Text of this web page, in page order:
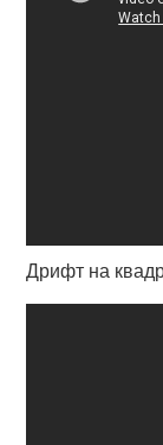
Дрифт на